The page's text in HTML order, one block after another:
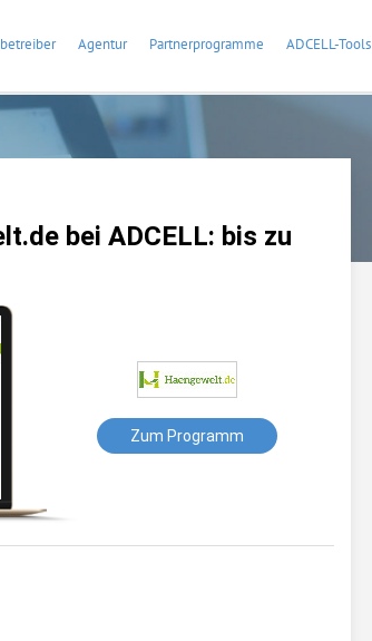
Agentur Partnerprogramme ADCELL-Tools
bei ADCELL: bis zu
Zum Programm